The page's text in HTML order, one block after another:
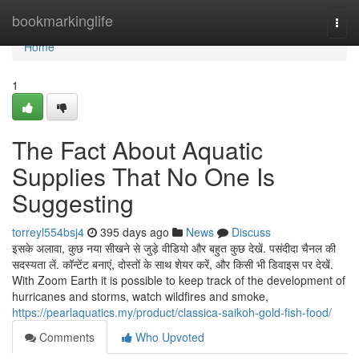
bookmarkinglife
Home
Home
1
The Fact About Aquatic
Supplies That No One Is
Suggesting
torreyl554bsj4 395 days ago News
Discuss
इसके अलावा, कुछ नया सीखने से जुड़े वीडियो और बहुत कुछ देखें. पसंदीदा चैनल की
सदस्यता लें. कॉन्टेंट बनाएं, दोस्तों के साथ शेयर करें, और किसी भी डिवाइस पर देखें.
With Zoom Earth it is possible to keep track of the development of
hurricanes and storms, watch wildfires and smoke,
https://pearlaquatics.my/product/classica-saikoh-gold-fish-food/
Comments
Who Upvoted